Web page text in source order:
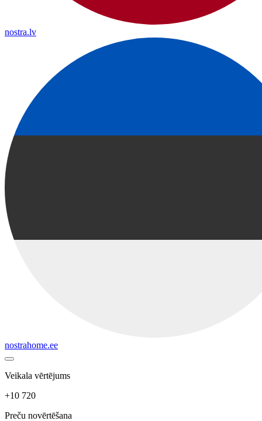
nostra.lv
nostrahome.ee
Veikala vērtējums
+10 720
Preču novērtēšana